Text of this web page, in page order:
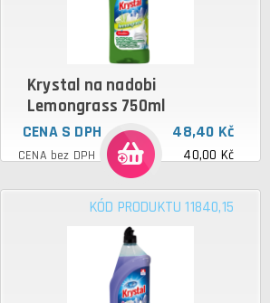
Krystal na nadobi
Lemongrass 750ml
CENA S DPH 48,40 Kč
CENA bez DPH 40,00 Kč
KÓD PRODUKTU 11840,15